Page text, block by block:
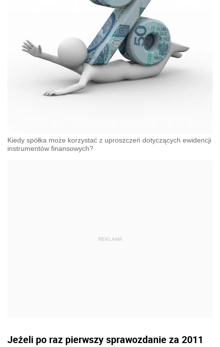
Kiedy spółka może korzystać z uproszczeń dotyczących ewidencji
instrumentów finansowych?
Jeżeli po raz pierwszy sprawozdanie za 2011